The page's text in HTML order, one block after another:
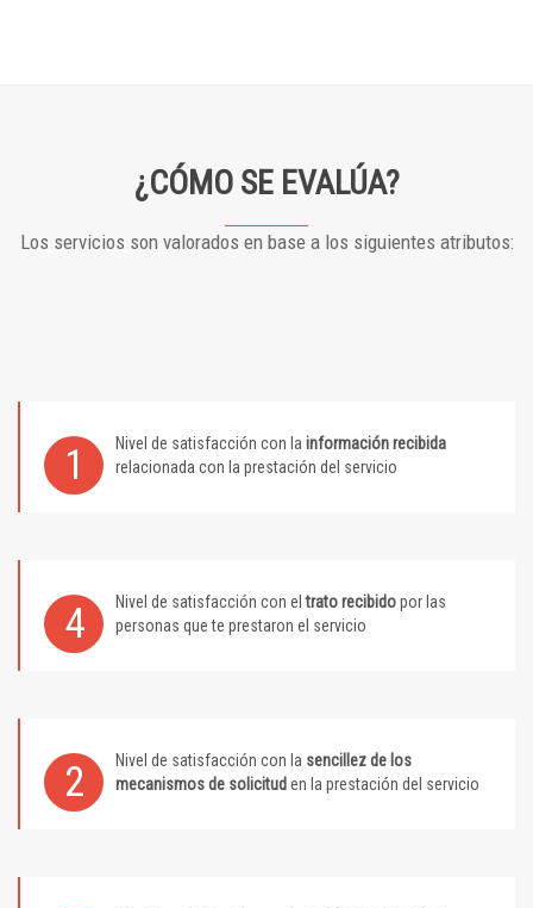
¿CÓMO SE EVALÚA?
Los servicios son valorados en base a los siguientes atributos:
1 Nivel de satisfacción con la información recibida
relacionada con la prestación del servicio
4 Nivel de satisfacción con eltrato recibidopor las
personas que te prestaron el servicio
2 Nivel de satisfacción con la sencillez de los
mecanismos de solicitud en la prestación del servicio